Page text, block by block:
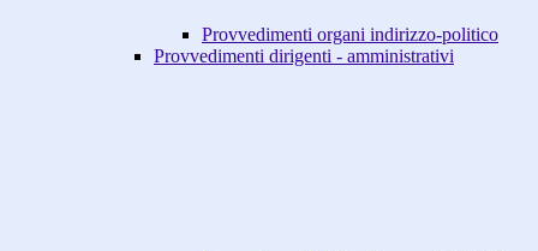
Provvedimenti organi indirizzo-politico
Provvedimenti dirigenti - amministrativi